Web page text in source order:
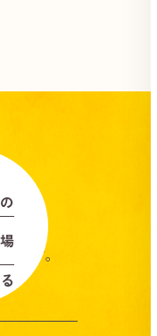
ます。